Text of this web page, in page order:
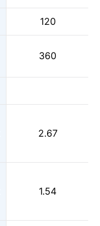
120
360
2.67
1.54